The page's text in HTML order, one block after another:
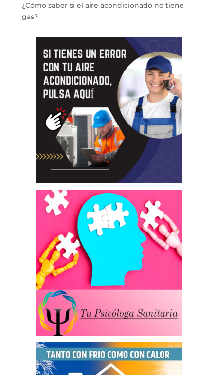
¿Cómo saber si el aire acondicionado no tiene
gas?